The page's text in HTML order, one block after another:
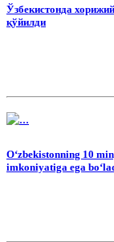
Ўзбекистонда
қўйилди
O‘zbekistonning 10
imkoniyatiga ega